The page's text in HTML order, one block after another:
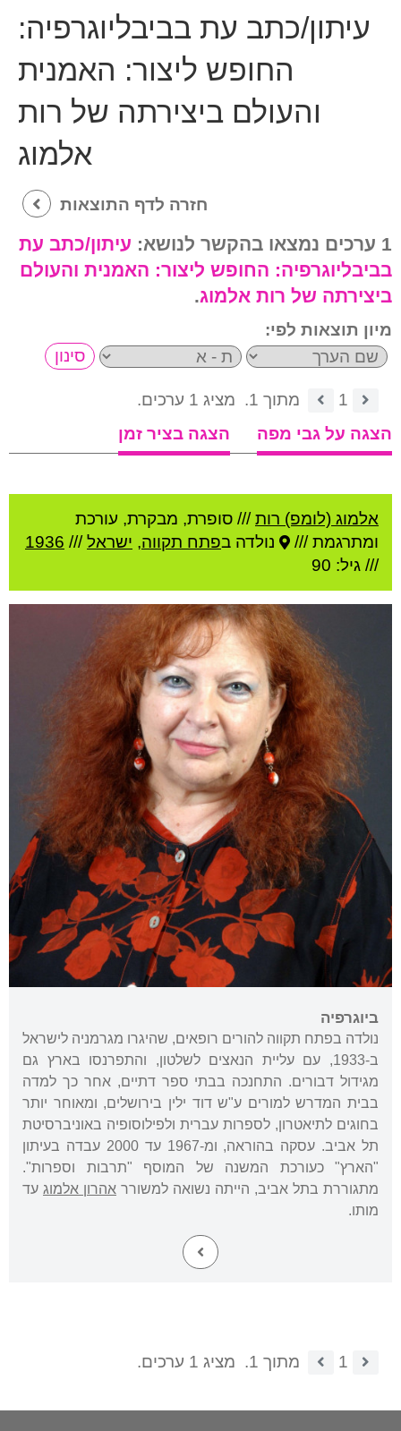
עיתון/כתב עת בביבליוגרפיה:
החופש ליצור: האמנית
והעולם ביצירתה של רות
אלמוג
חזרה לדף התוצאות
1 ערכים נמצאו בהקשר לנושא:
עיתון/כתב עת
בביבליוגרפיה: החופש ליצור: האמנית והעולם
ביצירתה של רות אלמוג.
מיון תוצאות לפי:
1 מתוך 1.
מציג 1 ערכים.
הצגה על גבי מפה
הצגה בציר זמן
אלמוג (לומפ) רות/// סופרת, מבקרת, עורכת
ומתרגמת ///
נולדה בפתח תקווה, ישראל///
1936
/// גיל: 90
ביוגרפיה
נולדה בפתח תקווה להורים רופאים, שהיגרו מגרמניה לישראל
ב-1933, עם עליית הנאצים לשלטון, והתפרנסו בארץ גם
מגידול דבורים. התחנכה בבתי ספר דתיים, אחר כך למדה
בבית המדרש למורים ע"ש דוד ילין בירושלים, ומאוחר יותר
בחוגים לתיאטרון, לספרות עברית ולפילוסופיה באוניברסיטת
תל אביב. עסקה בהוראה, ומ-1967 עד 2000 עבדה בעיתון
"הארץ" כעורכת המשנה של המוסף "תרבות וספרות".
מתגוררת בתל אביב, הייתה נשואה למשורר אהרון אלמוג עד
מותו.
1 מתוך 1. מציג 1 ערכים.